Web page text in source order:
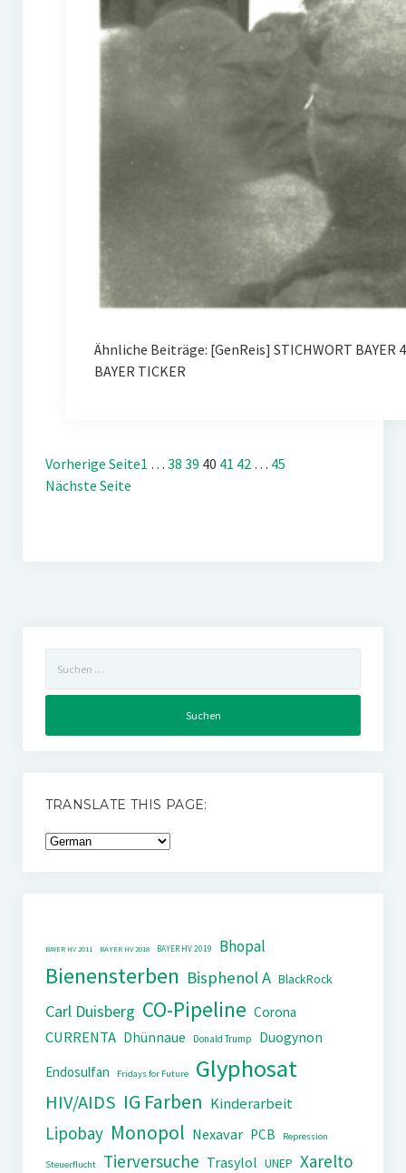
Ähnliche Beiträge: [GenReis] STICHWORT
BAYER TICKER
Vorherige Seite1 … 38 39 40 41 42 … 45
Nächste Seite
nach:
TRANSLATE THIS PAGE:
BAYER HV 2011 BAYER HV 2018 BAYER HV 2019 Bhopal
Bienensterben Bisphenol A BlackRock
Carl Duisberg CO-Pipeline Corona
CURRENTA Dhünnaue Donald Trump
Duogynon
Endosulfan
Fridays for Future Glyphosat
HIV/AIDS IG Farben Kinderarbeit
Lipobay Monopol Nexavar PCB Repression
Steuerflucht Tierversuche Trasylol UNEP Xarelto